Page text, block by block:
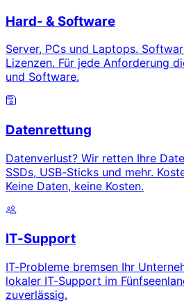
Hard- & Software
Server, PCs und Laptops.
Lizenzen. Für jede Anforderung
und Software.
Datenrettung
Datenverlust? Wir retten Ihre
SSDs, USB-Sticks und mehr.
Keine Daten, keine Kosten.
IT-Support
IT-Probleme bremsen Ihr
lokaler IT-Support im
zuverlässig.